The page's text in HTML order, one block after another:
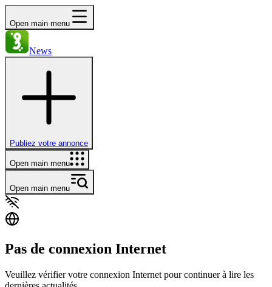
Open main menu
News
Publiez votre annonce
Open main menu
Open main menu
Pas de connexion Internet
Veuillez vérifier votre connexion Internet pour continuer à lire les